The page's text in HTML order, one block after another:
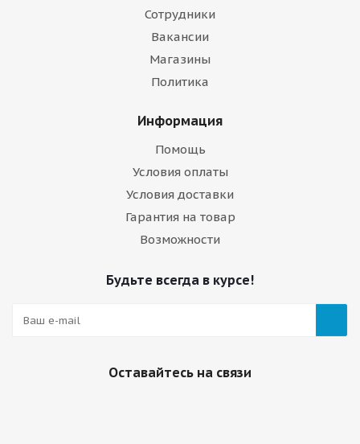
Сотрудники
Вакансии
Магазины
Политика
Информация
Помощь
Условия оплаты
Условия доставки
Гарантия на товар
Возможности
Будьте всегда в курсе!
Оставайтесь на связи